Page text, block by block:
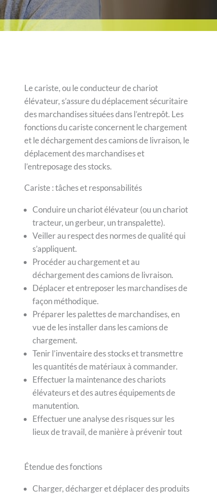
Le cariste, ou le conducteur de chariot
élévateur, s’assure du déplacement sécuritaire
des marchandises situées dans l’entrepôt. Les
fonctions du cariste concernent le chargement
et le déchargement des camions de livraison, le
déplacement des marchandises et
l’entreposage des stocks.
Cariste : tâches et responsabilités
Conduire un chariot élévateur (ou un chariot
tracteur, un gerbeur, un transpalette).
Veiller au respect des normes de qualité qui
s’appliquent.
Procéder au chargement et au
déchargement des camions de livraison.
Déplacer et entreposer les marchandises de
façon méthodique.
Préparer les palettes de marchandises, en
vue de les installer dans les camions de
chargement.
Tenir l’inventaire des stocks et transmettre
les quantités de matériaux à commander.
Effectuer la maintenance des chariots
élévateurs et des autres équipements de
manutention.
Effectuer une analyse des risques sur les
lieux de travail, de manière à prévenir tout
Étendue des fonctions
Charger, décharger et déplacer des produits